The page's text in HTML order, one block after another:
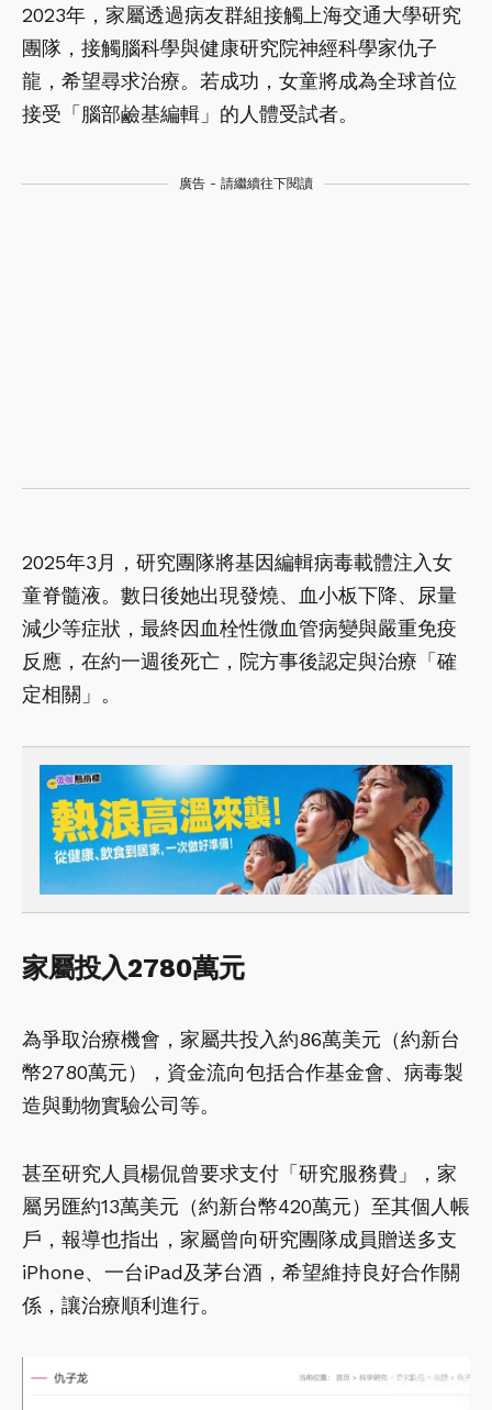
2023年，家屬透過病友群組接觸上海交通大學研究
團隊，接觸腦科學與健康研究院神經科學家仇子
龍，希望尋求治療。若成功，女童將成為全球首位
接受「腦部鹼基編輯」的人體受試者。
廣告 - 請繼續往下閱讀
2025年3月，研究團隊將基因編輯病毒載體注入女
童脊髓液。數日後她出現發燒、血小板下降、尿量
減少等症狀，最終因血栓性微血管病變與嚴重免疫
反應，在約一週後死亡，院方事後認定與治療「確
定相關」。
家屬投入2780萬元
為爭取治療機會，家屬共投入約86萬美元（約新台
幣2780萬元），資金流向包括合作基金會、病毒製
造與動物實驗公司等。
甚至研究人員楊侃曾要求支付「研究服務費」，家
屬另匯約13萬美元（約新台幣420萬元）至其個人帳
戶，報導也指出，家屬曾向研究團隊成員贈送多支
iPhone、一台iPad及茅台酒，希望維持良好合作關
係，讓治療順利進行。